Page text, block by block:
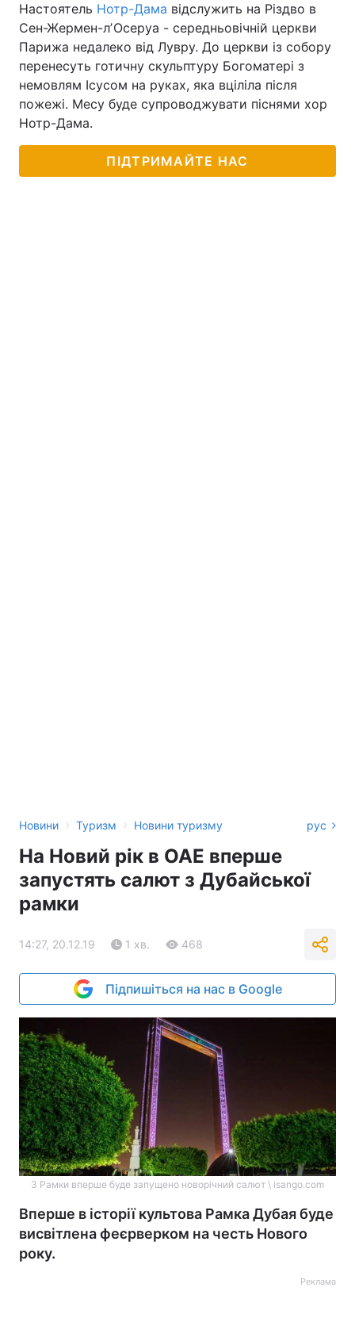
Настоятель Нотр-Дама відслужить на Різдво в
Сен-Жермен-лʼОсеруа - середньовічній церкви
Парижа недалеко від Лувру. До церкви із собору
перенесуть готичну скульптуру Богоматері з
немовлям Ісусом на руках, яка вціліла після
пожежі. Месу буде супроводжувати піснями хор
Нотр-Дама.
ПІДТРИМАЙТЕ НАС
Новини › Туризм › Новини туризму рус
На Новий рік в ОАЕ вперше
запустять салют з Дубайської
рамки
14:27, 20.12.19 1 хв. 468
Підпишіться на нас в Google
З Рамки вперше буде запущено новорічний салют \ isango.com
Вперше в історії культова Рамка Дубая буде
висвітлена феєрверком на честь Нового
року.
Реклама